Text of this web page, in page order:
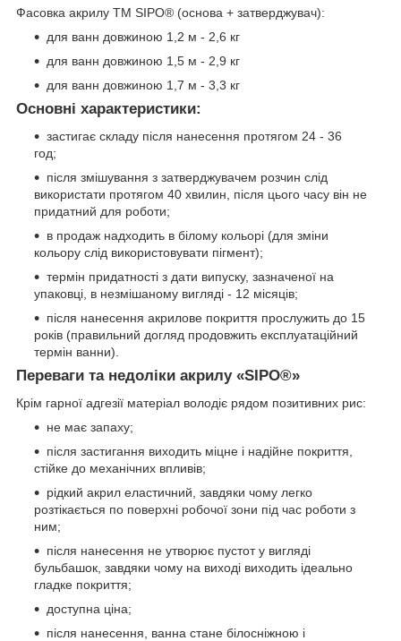
Фасовка акрилу ТМ SIPO® (основа + затверджувач):
для ванн довжиною 1,2 м - 2,6 кг
для ванн довжиною 1,5 м - 2,9 кг
для ванн довжиною 1,7 м - 3,3 кг
Основні характеристики:
застигає складу після нанесення протягом 24 - 36
год;
після змішування з затверджувачем розчин слід
використати протягом 40 хвилин, після цього часу він не
придатний для роботи;
в продаж надходить в білому кольорі (для зміни
кольору слід використовувати пігмент);
термін придатності з дати випуску, зазначеної на
упаковці, в незмішаному вигляді - 12 місяців;
після нанесення акрилове покриття прослужить до 15
років (правильний догляд продовжить експлуатаційний
термін ванни).
Переваги та недоліки акрилу «SIPO®»
Крім гарної адгезії матеріал володіє рядом позитивних рис:
не має запаху;
після застигання виходить міцне і надійне покриття,
стійке до механічних впливів;
рідкий акрил еластичний, завдяки чому легко
розтікається по поверхні робочої зони під час роботи з
ним;
після нанесення не утворює пустот у вигляді
бульбашок, завдяки чому на виході виходить ідеально
гладке покриття;
доступна ціна;
після нанесення, ванна стане білосніжною і